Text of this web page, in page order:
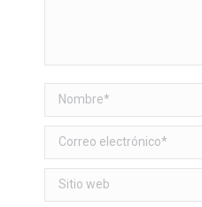
Nombre *
Correo electrónico *
Sitio web